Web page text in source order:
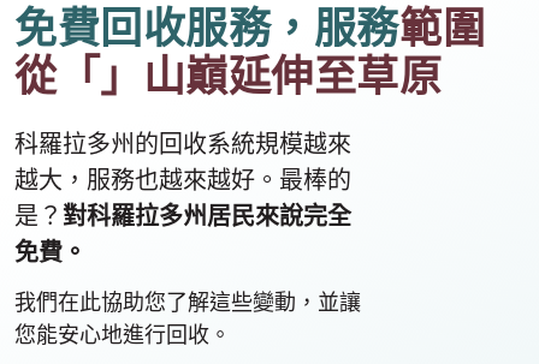
免費回收服務，服務範圍
從「」山巔延伸至草原
科羅拉多州的回收系統規模越來
越大，服務也越來越好。最棒的
是？ 對科羅拉多州居民來說完全
免費。
我們在此協助您了解這些變動，並讓
您能安心地進行回收。